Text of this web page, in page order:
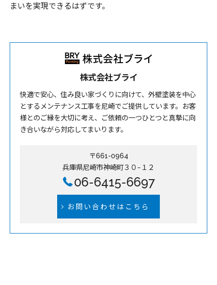
まいを実現できるはずです。
株式会社ブライ
快適で安心、住み良い家づくりに向けて、外壁塗装を中心
とするメンテナンス工事を尼崎でご提供しています。お客
様とのご縁を大切に考え、ご依頼の一つひとつと真摯に向
き合いながら対応してまいります。
〒661-0964
兵庫県尼崎市神崎町３０−１２
06-6415-6697
お問い合わせはこちら